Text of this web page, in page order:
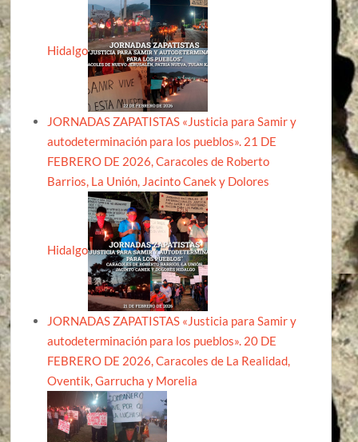
Hidalgo
JORNADAS ZAPATISTAS «Justicia para Samir y
autodeterminación para los pueblos». 21 DE
FEBRERO DE 2026, Caracoles de Roberto
Barrios, La Unión, Jacinto Canek y Dolores
Hidalgo
JORNADAS ZAPATISTAS «Justicia para Samir y
autodeterminación para los pueblos». 20 DE
FEBRERO DE 2026, Caracoles de La Realidad,
Oventik, Garrucha y Morelia